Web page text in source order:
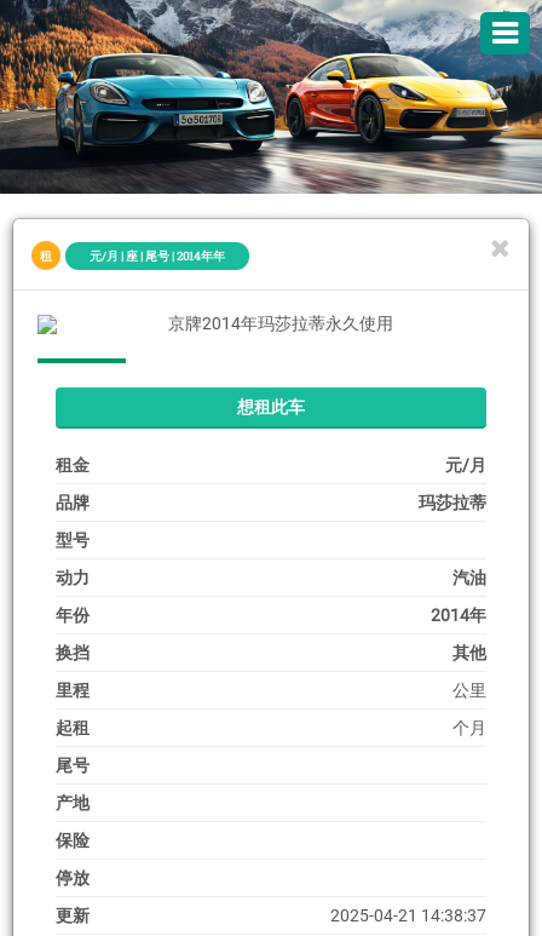
租 元/月 | 座 | 尾号 | 2014年年
想租此车
租金
元/月
品牌
玛莎拉蒂
型号
动力
汽油
年份
2014年
换挡
其他
里程
公里
起租
个月
尾号
产地
保险
停放
更新
2025-04-21 14:38:37